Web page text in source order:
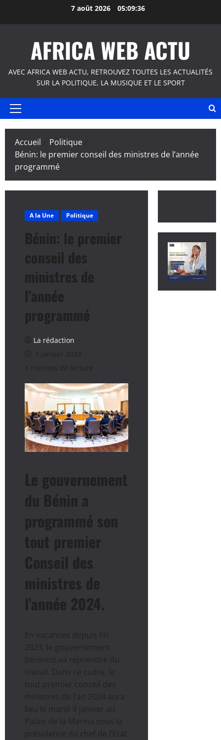
7 août 2026 05:09:37
AFRICA WEB ACTU
AVEC AFRICA WEB ACTU, RETROUVEZ TOUTES LES ACTUALITÉS
SUR LA POLITIQUE, LA MUSIQUE ET LE SPORT
Menu
Accueil
Politique
Bénin: le premier conseil des ministres de l’année
programmé
A la Une Politique
Bénin: le premier
conseil des
ministres de
l’année
programmé
La rédaction
7 janvier 2024
1 minutes de lecture
Le gouvernement
du Bénin a
programmé son
tout premier
Conseil des
ministres de
l’année 2024.
En vacances depuis fin
2023, le gouvernement
béninois va reprendre du
travail. Dans ce cadre, le
tout premier conseil des
ministres de l’an 2024 aura
lieu le mardi 9 janvier au
Palais de la Marina sous la
présidence du chef de l’Etat